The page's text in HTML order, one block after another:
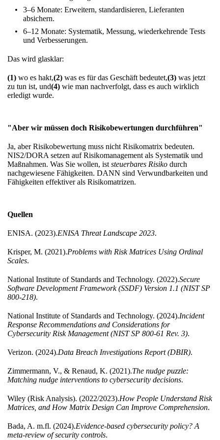
3–6 Monate: Erweitern, standardisieren, Lieferanten
absichern.
6–12 Monate: Systematik, Messung, wiederkehrende Tests
und Verbesserungen.
Das wird glasklar:
(1) wo es hakt,(2) was es für das Geschäft bedeutet,(3) was jetzt
zu tun ist, und(4) wie man nachverfolgt, dass es auch wirklich
erledigt wurde.
"Aber wir müssen doch Risikobewertungen durchführen"
Ja, aber Risikobewertung muss nicht Risikomatrix bedeuten.
NIS2/DORA setzen auf Risikomanagement als Systematik und
Maßnahmen. Was Sie wollen, ist steuerbares Risiko durch
nachgewiesene Fähigkeiten. DANN sind Verwundbarkeiten und
Fähigkeiten effektiver als Risikomatrizen.
Quellen
ENISA. (2023).ENISA Threat Landscape 2023.
Krisper, M. (2021).Problems with Risk Matrices Using Ordinal
Scales.
National Institute of Standards and Technology. (2022).Secure
Software Development Framework (SSDF) Version 1.1 (NIST SP
800-218).
National Institute of Standards and Technology. (2024).Incident
Response Recommendations and Considerations for
Cybersecurity Risk Management (NIST SP 800-61 Rev. 3).
Verizon. (2024).Data Breach Investigations Report (DBIR).
Zimmermann, V., & Renaud, K. (2021).The nudge puzzle:
Matching nudge interventions to cybersecurity decisions.
Wiley (Risk Analysis). (2022/2023).How People Understand Risk
Matrices, and How Matrix Design Can Improve Comprehension.
Bada, A. m.fl. (2024).Evidence-based cybersecurity policy? A
meta-review of security controls.